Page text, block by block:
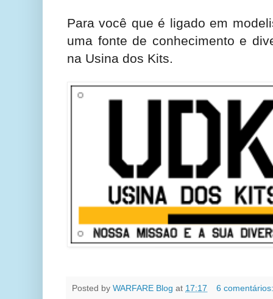
Para você que é ligado em
uma fonte de conhecimento e
na Usina dos Kits.
Posted by WARFARE Blog at 17:17
6